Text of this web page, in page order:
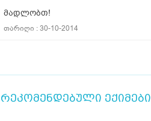
მადლობთ!
თარიღი : 30-10-2014
რეკომენდებული ექიმები